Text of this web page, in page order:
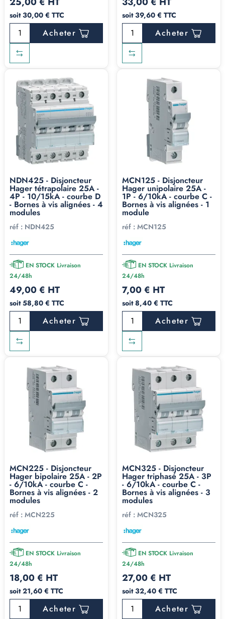
soit 30,00 € TTC
Acheter
soit 39,60 € TTC
Acheter
NDN425 - Disjoncteur
Hager tétrapolaire 25A -
4P - 10/15kA - courbe D
- Bornes à vis alignées - 4
modules
réf : NDN425
EN STOCK Livraison
24/48h
49,00 € HT
soit 58,80 € TTC
Acheter
MCN125 - Disjoncteur
Hager unipolaire 25A -
1P - 6/10kA - courbe C -
Bornes à vis alignées - 1
module
réf : MCN125
EN STOCK Livraison
24/48h
7,00 € HT
soit 8,40 € TTC
Acheter
MCN225 - Disjoncteur
Hager bipolaire 25A - 2P
- 6/10kA - courbe C -
Bornes à vis alignées - 2
modules
réf : MCN225
EN STOCK Livraison
24/48h
18,00 € HT
soit 21,60 € TTC
Acheter
MCN325 - Disjoncteur
Hager triphasé 25A - 3P
- 6/10kA - courbe C -
Bornes à vis alignées - 3
modules
réf : MCN325
EN STOCK Livraison
24/48h
27,00 € HT
soit 32,40 € TTC
Acheter